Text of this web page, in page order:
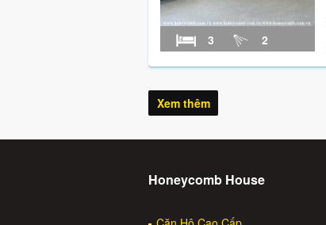
3 2
Xem thêm
Honeycomb House